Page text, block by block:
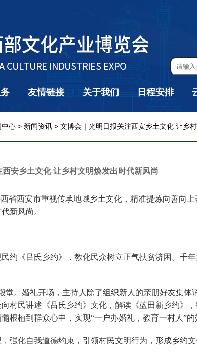
友情链接 关于我们 日程安排
中心 > 新闻资讯 > 文博会｜光明日报关注西安乡土文化 让乡
安乡土文化 让乡村文明焕发出时代新风尚
省西安市重视传承地域乡土文化，精准提炼向善向
新风尚。
约《吕氏乡约》，教化民众树立正气扶贫济困。千
。婚礼开场，主持人除了组织新人的亲朋好友集体
村民讲述《吕氏乡约》文化，解读《蓝田新乡约》
根植到群众心中，实现“一户办婚礼，教育一村人”的
强化自我道德约束，引领村民文明行为，形成乡约